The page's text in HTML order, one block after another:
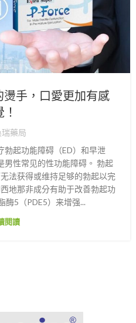
手，口愛更加有感
瑞藥局
起功能障碍（ED）和早泄
男性常见的性功能障碍。 勃起
法获得或维持足够的勃起以完
地那非成分有助于改善勃起功
酶5（PDE5）来增强...
閱讀